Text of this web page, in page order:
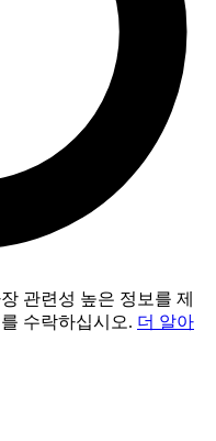
관련성 높은 정보를 제
수락하십시오. 더 알아